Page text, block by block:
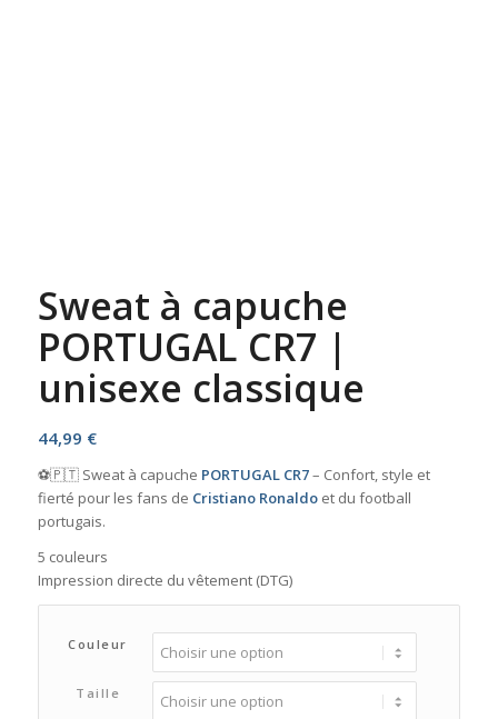
Sweat à capuche
PORTUGAL CR7 |
unisexe classique
44,99 €
⚽🇵🇹 Sweat à capuche PORTUGAL CR7– Confort, style et
fierté pour les fans de Cristiano Ronaldoet du football
portugais.
5 couleurs
Impression directe du vêtement (DTG)
Couleur
Taille